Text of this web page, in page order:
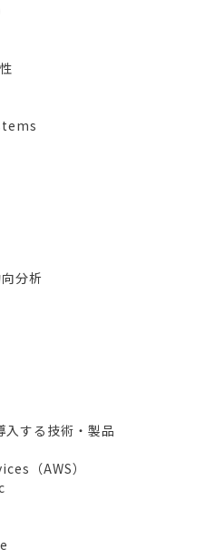
分析
する技術・製品
（AWS）